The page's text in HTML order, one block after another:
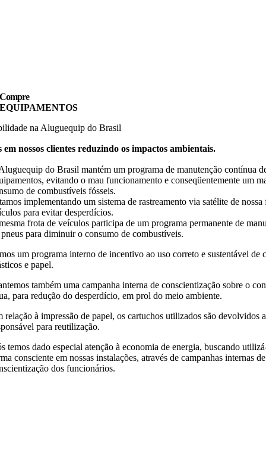
Compre
EQUIPAMENTOS
na Aluguequip do Brasil
em nossos clientes reduzindo os impactos ambientais.
do Brasil mantém um programa de manutenção contínua
evitando o mau funcionamento e conseqüentemente um
de combustíveis fósseis.
implementando um sistema de rastreamento via satélite de nossa
para evitar desperdícios.
frota de veículos participa de um programa permanente de
para diminuir o consumo de combustíveis.
um programa interno de incentivo ao uso correto e sustentável de
e papel.
também uma campanha interna de conscientização sobre o
para redução do desperdício, em prol do meio ambiente.
relação à impressão de papel, os cartuchos utilizados são devolvidos
para reutilização.
temos dado especial atenção à economia de energia, buscando
consciente em nossas instalações, através de campanhas internas de
dos funcionários.